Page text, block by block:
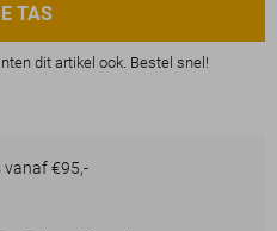
TAS
dit artikel ook. Bestel snel!
vanaf €95,-